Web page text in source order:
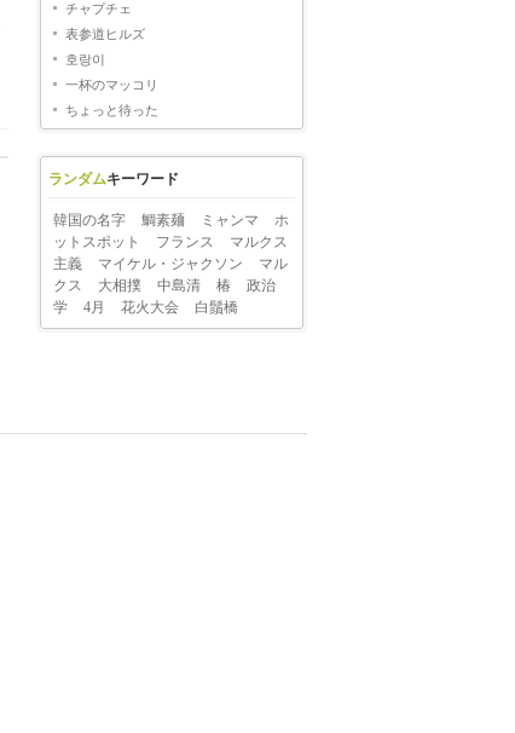
チャプチェ
表参道ヒルズ
호랑이
一杯のマッコリ
ちょっと待った
ランダムキーワード
韓国の名字 鯛素麺 ミャンマ
ホ
ットスポット
フランス
マルクス
主義
マイケル・ジャクソン
マル
クス
大相撲 中島清 椿
政治
学
4月 花火大会 白鬚橋